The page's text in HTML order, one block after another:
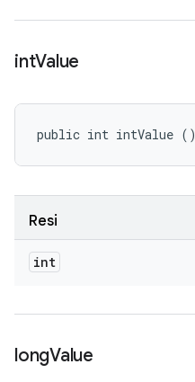
intValue
public int intValue ()
Resi
int
longValue